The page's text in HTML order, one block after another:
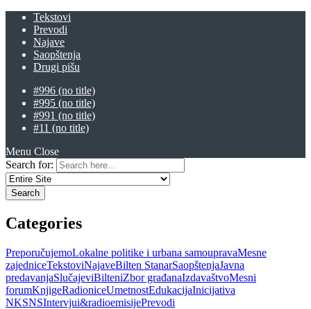
Tekstovi
Prevodi
Najave
Saopštenja
Drugi pišu
#996 (no title)
#995 (no title)
#991 (no title)
#11 (no title)
Menu Close
Search for:
Categories
PreporučujemoLokalne politike i urbana samoupravaMesne
zajedniceTekstoviNajaveBilten StanarSaopštenjaJavna
predavanjaSlučajeviBilteniZbor građanaIzdavaštvoMesni
forumKnjigeRadioniceUmetnostEdukacijaInicijativa
NKSNSIntervjui&radioemisijePrevodi